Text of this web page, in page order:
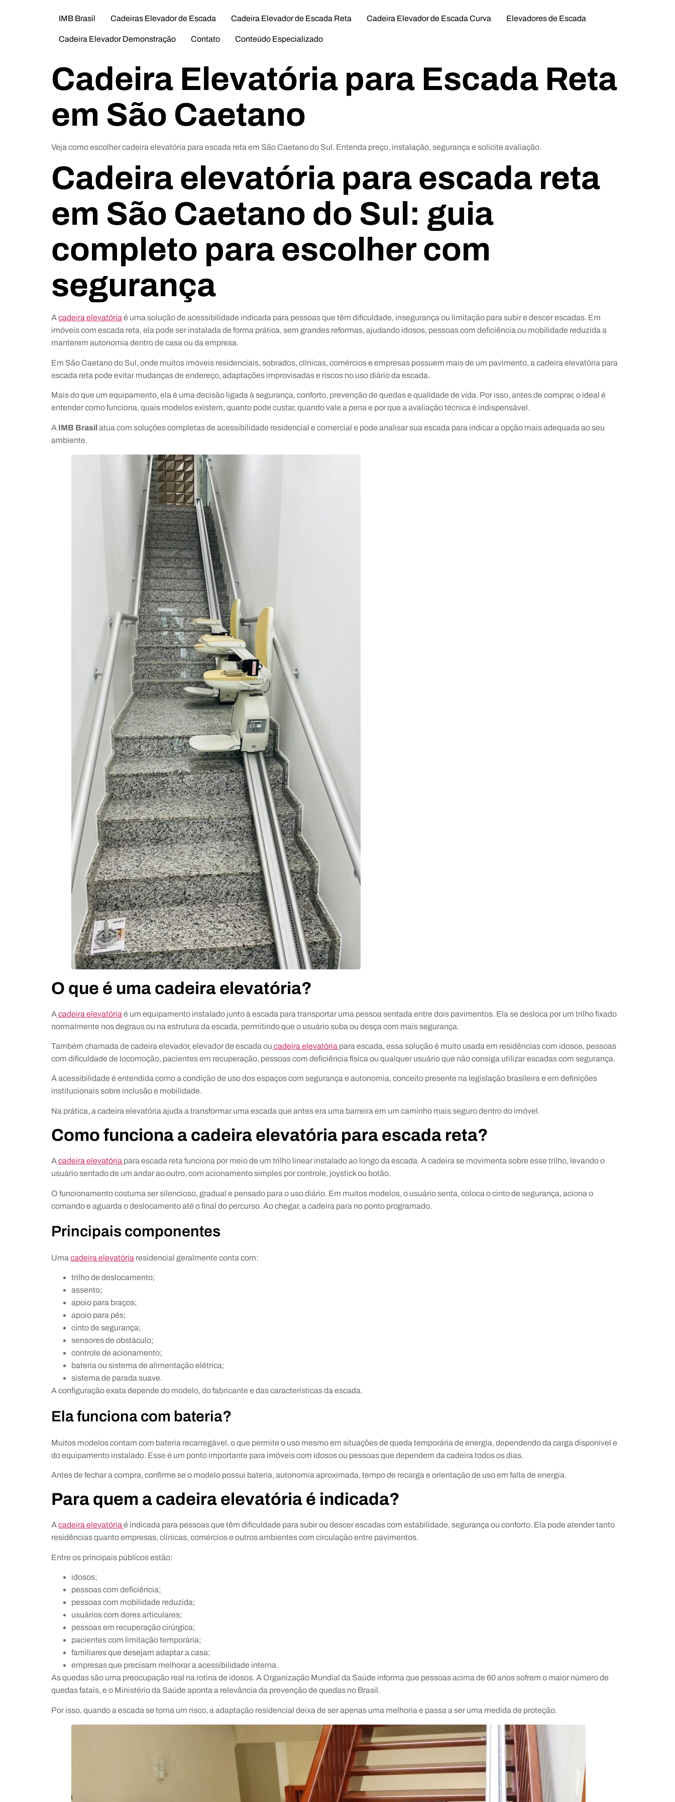
IMB Brasil Cadeiras Elevador de Escada Cadeira Elevador de Escada Reta Cadeira Elevador de Escada Curva Elevadores de Escada
Cadeira Elevador Demonstração Contato Conteúdo Especializado
Cadeira Elevatória para Escada Reta
em São Caetano
Veja como escolher cadeira elevatória para escada reta em São Caetano do Sul. Entenda preço, instalação, segurança e solicite avaliação.
Cadeira elevatória para escada reta
em São Caetano do Sul: guia
completo para escolher com
segurança
Acadeira elevatória é uma solução de acessibilidade indicada para pessoas que têm dificuldade, insegurança ou limitação para subir e descer escadas. Em
imóveis com escada reta, ela pode ser instalada de forma prática, sem grandes reformas, ajudando idosos, pessoas com deficiência ou mobilidade reduzida a
manterem autonomia dentro de casa ou da empresa.
Em São Caetano do Sul, onde muitos imóveis residenciais, sobrados, clínicas, comércios e empresas possuem mais de um pavimento, a cadeira elevatória para
escada reta pode evitar mudanças de endereço, adaptações improvisadas e riscos no uso diário da escada.
Mais do que um equipamento, ela é uma decisão ligada à segurança, conforto, prevenção de quedas e qualidade de vida. Por isso, antes de comprar, o ideal é
entender como funciona, quais modelos existem, quanto pode custar, quando vale a pena e por que a avaliação técnica é indispensável.
A IMB Brasil atua com soluções completas de acessibilidade residencial e comercial e pode analisar sua escada para indicar a opção mais adequada ao seu
ambiente.
O que é uma cadeira elevatória?
Acadeira elevatória é um equipamento instalado junto à escada para transportar uma pessoa sentada entre dois pavimentos. Ela se desloca por um trilho fixado
normalmente nos degraus ou na estrutura da escada, permitindo que o usuário suba ou desça com mais segurança.
Também chamada de cadeira elevador, elevador de escada ou cadeira elevatória para escada, essa solução é muito usada em residências com idosos, pessoas
com dificuldade de locomoção, pacientes em recuperação, pessoas com deficiência física ou qualquer usuário que não consiga utilizar escadas com segurança.
A acessibilidade é entendida como a condição de uso dos espaços com segurança e autonomia, conceito presente na legislação brasileira e em definições
institucionais sobre inclusão e mobilidade.
Na prática, a cadeira elevatória ajuda a transformar uma escada que antes era uma barreira em um caminho mais seguro dentro do imóvel.
Como funciona a cadeira elevatória para escada reta?
Acadeira elevatória para escada reta funciona por meio de um trilho linear instalado ao longo da escada. A cadeira se movimenta sobre esse trilho, levando o
usuário sentado de um andar ao outro, com acionamento simples por controle, joystick ou botão.
O funcionamento costuma ser silencioso, gradual e pensado para o uso diário. Em muitos modelos, o usuário senta, coloca o cinto de segurança, aciona o
comando e aguarda o deslocamento até o final do percurso. Ao chegar, a cadeira para no ponto programado.
Principais componentes
Uma cadeira elevatória residencial geralmente conta com:
trilho de deslocamento;
assento;
apoio para braços;
apoio para pés;
cinto de segurança;
sensores de obstáculo;
controle de acionamento;
bateria ou sistema de alimentação elétrica;
sistema de parada suave.
A configuração exata depende do modelo, do fabricante e das características da escada.
Ela funciona com bateria?
Muitos modelos contam com bateria recarregável, o que permite o uso mesmo em situações de queda temporária de energia, dependendo da carga disponível e
do equipamento instalado. Esse é um ponto importante para imóveis com idosos ou pessoas que dependem da cadeira todos os dias.
Antes de fechar a compra, confirme se o modelo possui bateria, autonomia aproximada, tempo de recarga e orientação de uso em falta de energia.
Para quem a cadeira elevatória é indicada?
Acadeira elevatóriaé indicada para pessoas que têm dificuldade para subir ou descer escadas com estabilidade, segurança ou conforto. Ela pode atender tanto
residências quanto empresas, clínicas, comércios e outros ambientes com circulação entre pavimentos.
Entre os principais públicos estão:
idosos;
pessoas com deficiência;
pessoas com mobilidade reduzida;
usuários com dores articulares;
pessoas em recuperação cirúrgica;
pacientes com limitação temporária;
familiares que desejam adaptar a casa;
empresas que precisam melhorar a acessibilidade interna.
As quedas são uma preocupação real na rotina de idosos. A Organização Mundial da Saúde informa que pessoas acima de 60 anos sofrem o maior número de
quedas fatais, e o Ministério da Saúde aponta a relevância da prevenção de quedas no Brasil.
Por isso, quando a escada se torna um risco, a adaptação residencial deixa de ser apenas uma melhoria e passa a ser uma medida de proteção.